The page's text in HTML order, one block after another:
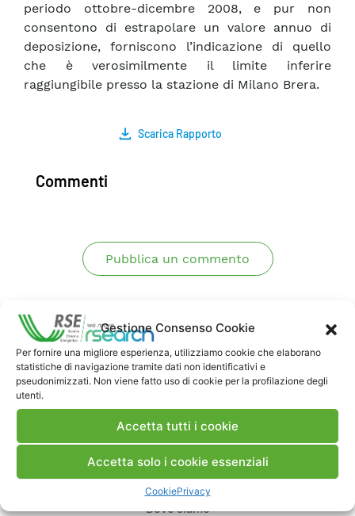
Gestione Consenso Cookie
Per fornire una migliore esperienza, utilizziamo cookie che elaborano
statistiche di navigazione tramite dati non identificativi e
pseudonimizzati. Non viene fatto uso di cookie per la profilazione degli
utenti.
Accetta tutti i cookie
Accetta solo i cookie essenziali
CookiePrivacy
periodo ottobre-dicembre 2008, e pur non
consentono di estrapolare un valore annuo di
deposizione, forniscono l’indicazione di quello
che è verosimilmente il limite inferire
raggiungibile presso la stazione di Milano Brera.
Scarica Rapporto
Commenti
Pubblica un commento
Contatti
Note Legali
Dove siamo